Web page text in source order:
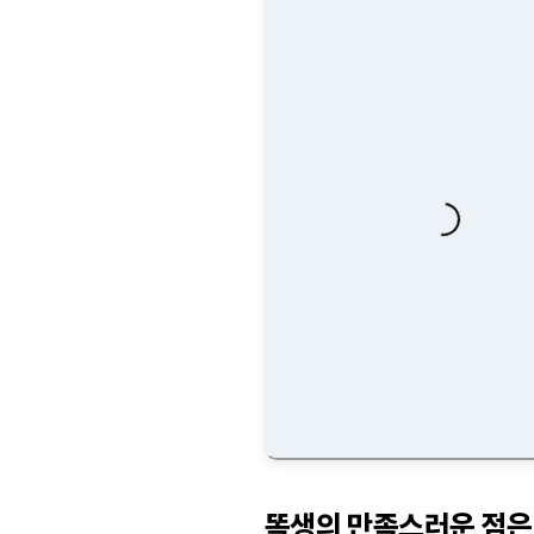
Loading...
똑생의 만족스러운 점